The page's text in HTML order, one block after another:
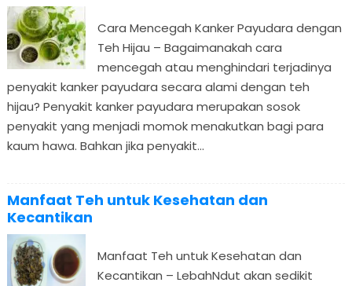
Cara Mencegah Kanker Payudara dengan
Teh Hijau – Bagaimanakah cara
mencegah atau menghindari terjadinya
penyakit kanker payudara secara alami dengan teh
hijau? Penyakit kanker payudara merupakan sosok
penyakit yang menjadi momok menakutkan bagi para
kaum hawa. Bahkan jika penyakit...
Manfaat Teh untuk Kesehatan dan
Kecantikan
Manfaat Teh untuk Kesehatan dan
Kecantikan – LebahNdut akan sedikit